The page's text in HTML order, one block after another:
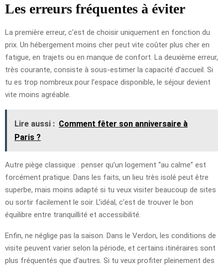
Les erreurs fréquentes à éviter
La première erreur, c’est de choisir uniquement en fonction du
prix. Un hébergement moins cher peut vite coûter plus cher en
fatigue, en trajets ou en manque de confort. La deuxième erreur,
très courante, consiste à sous-estimer la capacité d’accueil. Si
tu es trop nombreux pour l’espace disponible, le séjour devient
vite moins agréable.
Lire aussi : Comment fêter son anniversaire à
Paris ?
Autre piège classique : penser qu’un logement “au calme” est
forcément pratique. Dans les faits, un lieu très isolé peut être
superbe, mais moins adapté si tu veux visiter beaucoup de sites
ou sortir facilement le soir. L’idéal, c’est de trouver le bon
équilibre entre tranquillité et accessibilité.
Enfin, ne néglige pas la saison. Dans le Verdon, les conditions de
visite peuvent varier selon la période, et certains itinéraires sont
plus fréquentés que d’autres. Si tu veux profiter pleinement des